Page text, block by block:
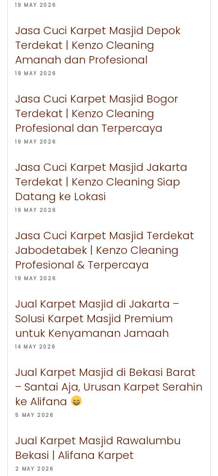
19 MAY 2026
Jasa Cuci Karpet Masjid Depok
Terdekat | Kenzo Cleaning
Amanah dan Profesional
19 MAY 2026
Jasa Cuci Karpet Masjid Bogor
Terdekat | Kenzo Cleaning
Profesional dan Terpercaya
19 MAY 2026
Jasa Cuci Karpet Masjid Jakarta
Terdekat | Kenzo Cleaning Siap
Datang ke Lokasi
19 MAY 2026
Jasa Cuci Karpet Masjid Terdekat
Jabodetabek | Kenzo Cleaning
Profesional & Terpercaya
19 MAY 2026
Jual Karpet Masjid di Jakarta –
Solusi Karpet Masjid Premium
untuk Kenyamanan Jamaah
14 MAY 2026
Jual Karpet Masjid di Bekasi Barat
– Santai Aja, Urusan Karpet Serahin
ke Alifana
5 MAY 2026
Jual Karpet Masjid Rawalumbu
Bekasi | Alifana Karpet
2 MAY 2026